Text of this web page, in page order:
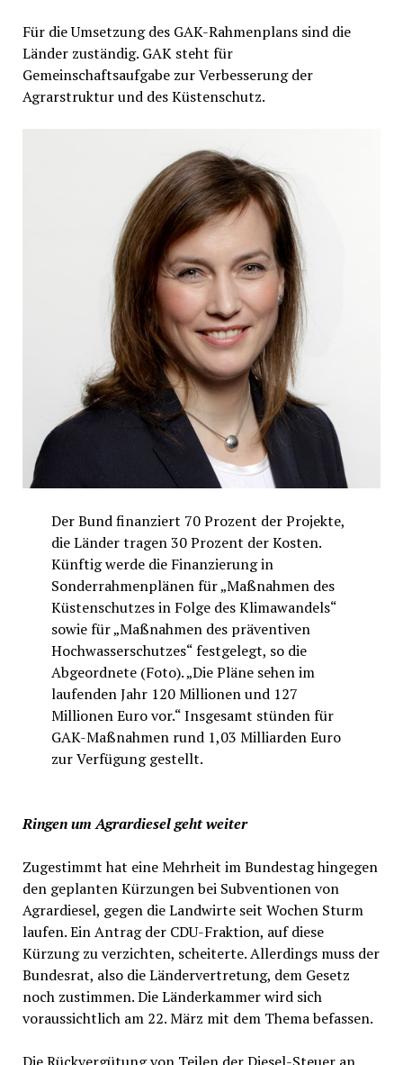
Für die Umsetzung des GAK-Rahmenplans sind die
Länder zuständig. GAK steht für
Gemeinschaftsaufgabe zur Verbesserung der
Agrarstruktur und des Küstenschutz.
Der Bund finanziert 70 Prozent der Projekte,
die Länder tragen 30 Prozent der Kosten.
Künftig werde die Finanzierung in
Sonderrahmenplänen für „Maßnahmen des
Küstenschutzes in Folge des Klimawandels“
sowie für „Maßnahmen des präventiven
Hochwasserschutzes“ festgelegt, so die
Abgeordnete (Foto). „Die Pläne sehen im
laufenden Jahr 120 Millionen und 127
Millionen Euro vor.“ Insgesamt stünden für
GAK-Maßnahmen rund 1,03 Milliarden Euro
zur Verfügung gestellt.
Ringen um Agrardiesel geht weiter
Zugestimmt hat eine Mehrheit im Bundestag hingegen
den geplanten Kürzungen bei Subventionen von
Agrardiesel, gegen die Landwirte seit Wochen Sturm
laufen. Ein Antrag der CDU-Fraktion, auf diese
Kürzung zu verzichten, scheiterte. Allerdings muss der
Bundesrat, also die Ländervertretung, dem Gesetz
noch zustimmen. Die Länderkammer wird sich
voraussichtlich am 22. März mit dem Thema befassen.